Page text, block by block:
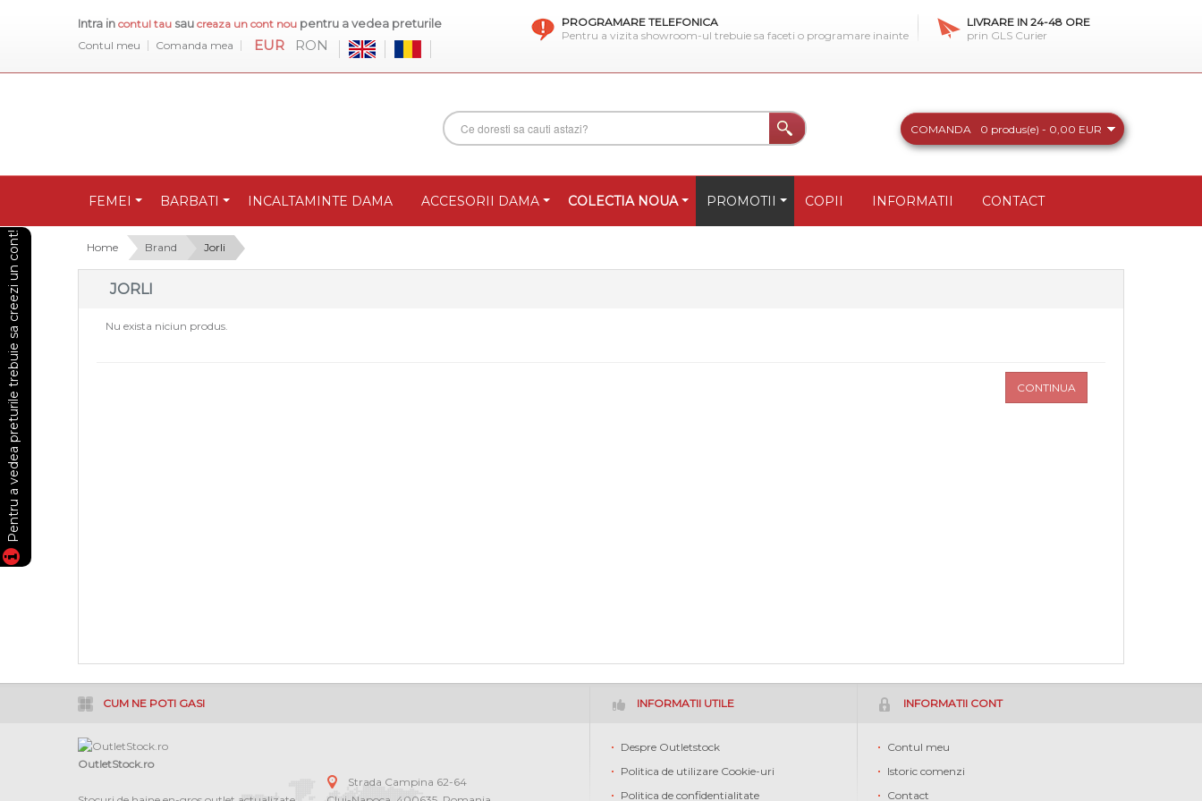
Intra in contul tau sau creaza un cont nou pentru a vedea preturile
Contul meu Comanda mea EUR RON
PROGRAMARE TELEFONICA
Pentru a vizita showroom-ul trebuie sa faceti o programare inainte
LIVRARE IN 24-48 ORE
prin GLS Curier
COMANDA 0 produs(e) - 0,00 EUR
FEMEI BARBATI INCALTAMINTE DAMA ACCESORII DAMA COLECTIA NOUA PROMOTII COPII INFORMATII CONTACT
Home Brand Jorli
JORLI
Nu exista niciun produs.
CONTINUA
CUM NE POTI GASI
OutletStock.ro
Strada Campina 62-64
INFORMATII UTILE
Despre Outletstock
Politica de utilizare Cookie-uri
Politica de confidentialitate
INFORMATII CONT
Contul meu
Istoric comenzi
Contact
Pentru a vedea preturile trebuie sa creezi un cont!